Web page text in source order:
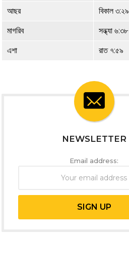
আছর বিকাল ৩:২৯
মাগরিব সন্ধ্যা ৬:৩৮
এশা রাত ৭:৫৯
NEWSLETTER
Email address: